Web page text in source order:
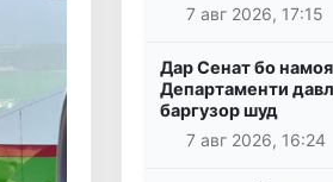
7 авг 2026, 17:15
Дар Сенат бо
Департаменти
баргузор шуд
7 авг 2026, 16:24